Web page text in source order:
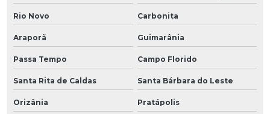
Rio Novo Carbonita
Araporã Guimarânia
Passa Tempo Campo Florido
Santa Rita de Caldas Santa Bárbara do Leste
Orizânia Pratápolis